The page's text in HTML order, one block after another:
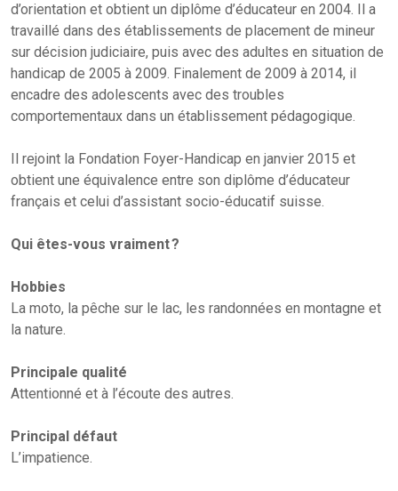
d’orientation et obtient un diplôme d’éducateur en 2004. Il a
travaillé dans des établissements de placement de mineur
sur décision judiciaire, puis avec des adultes en situation de
handicap de 2005 à 2009. Finalement de 2009 à 2014, il
encadre des adolescents avec des troubles
comportementaux dans un établissement pédagogique.
Il rejoint la Fondation Foyer-Handicap en janvier 2015 et
obtient une équivalence entre son diplôme d’éducateur
français et celui d’assistant socio-éducatif suisse.
Qui êtes-vous vraiment ?
Hobbies
La moto, la pêche sur le lac, les randonnées en montagne et
la nature.
Principale qualité
Attentionné et à l’écoute des autres.
Principal défaut
L’impatience.